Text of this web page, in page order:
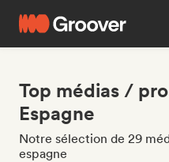
Top médias /
Espagne
Notre sélection de 29
espagne